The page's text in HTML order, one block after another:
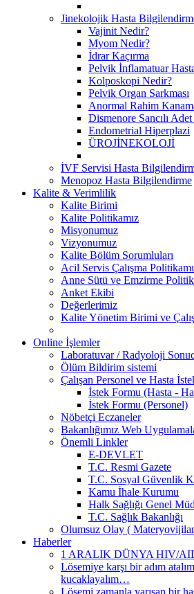
Jinekolojik Hasta
Vajinit Nedir?
Myom Nedir?
İdrar Kaçırma
Pelvik İnflamatuar
Kolposkopi Nedir?
Pelvik Organ Sarkması
Anormal Rahim
Dismenore Sancılı
Endometrial Hiperplazi
ÜROJİNEKOLOJİ
İVF Servisi Hasta
Menopoz Hasta Bilgilendirme
Kalite & Verimlilik
Kalite Birimi
Kalite Politikamız
Misyonumuz
Vizyonumuz
Kalite Bölüm Sorumluları
Acil Servis Çalışma
Anne Sütü ve Emzirme
Anket Ekibi
Değerlerimiz
Kalite Yönetim Birimi ve
Online İşlemler
Laboratuvar / Radyoloji
Ölüm Bildirim sistemi
Çalışan Personel ve Hasta
İstek Formu (Hasta -
İstek Formu (Personel)
Nöbetçi Eczaneler
Bakanlığımız Web
Önemli Linkler
E-DEVLET
T.C. Resmi Gazete
T.C. Sosyal Güvenlik
Kamu İhale Kurumu
Halk Sağlığı Genel
T.C. Sağlık Bakanlığı
Olumsuz Olay (
Haberler
1 ARALIK DÜNYA HIV/
Lösemiye karşı bir adım
kucaklayalım…
Lösemi zamanla yarışan bir